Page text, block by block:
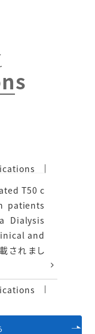
T50 c
patients
Dialysis
and
されまし
xanthin